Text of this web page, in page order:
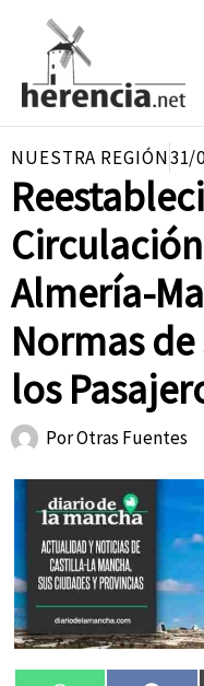
contenido
NUESTRA REGIÓN31/
Almería-
Normas
los
PorOtras Fuentes